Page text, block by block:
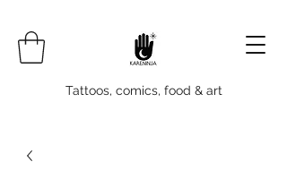
Tattoos, comics, food & art